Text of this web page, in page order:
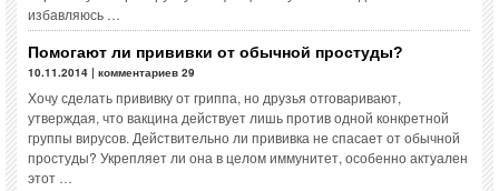
избавляюсь …
Помогают ли прививки от обычной простуды?
10.11.2014 | комментариев 29
Хочу сделать прививку от гриппа, но друзья отговаривают,
утверждая, что вакцина действует лишь против одной конкретной
группы вирусов. Действительно ли прививка не спасает от обычной
простуды? Укрепляет ли она в целом иммунитет, особенно актуален
этот …